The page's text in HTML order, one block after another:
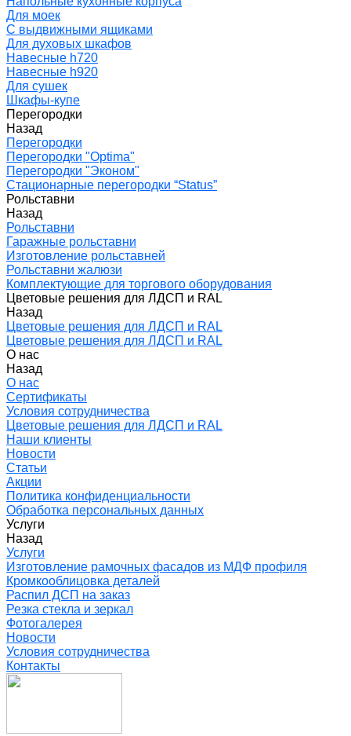
Для моек
С выдвижными ящиками
Для духовых шкафов
Навесные h720
Навесные h920
Для сушек
Шкафы-купе
Перегородки
Назад
Перегородки
Перегородки "Optima"
Перегородки "Эконом"
Стационарные перегородки “Status”
Рольставни
Назад
Рольставни
Гаражные рольставни
Изготовление рольставней
Рольставни жалюзи
Комплектующие для торгового оборудования
Цветовые решения для ЛДСП и RAL
Назад
Цветовые решения для ЛДСП и RAL
Цветовые решения для ЛДСП и RAL
О нас
Назад
О нас
Сертификаты
Условия сотрудничества
Цветовые решения для ЛДСП и RAL
Наши клиенты
Новости
Статьи
Акции
Политика конфиденциальности
Обработка персональных данных
Услуги
Назад
Услуги
Изготовление рамочных фасадов из МДФ профиля
Кромкооблицовка деталей
Распил ДСП на заказ
Резка стекла и зеркал
Фотогалерея
Новости
Условия сотрудничества
Контакты